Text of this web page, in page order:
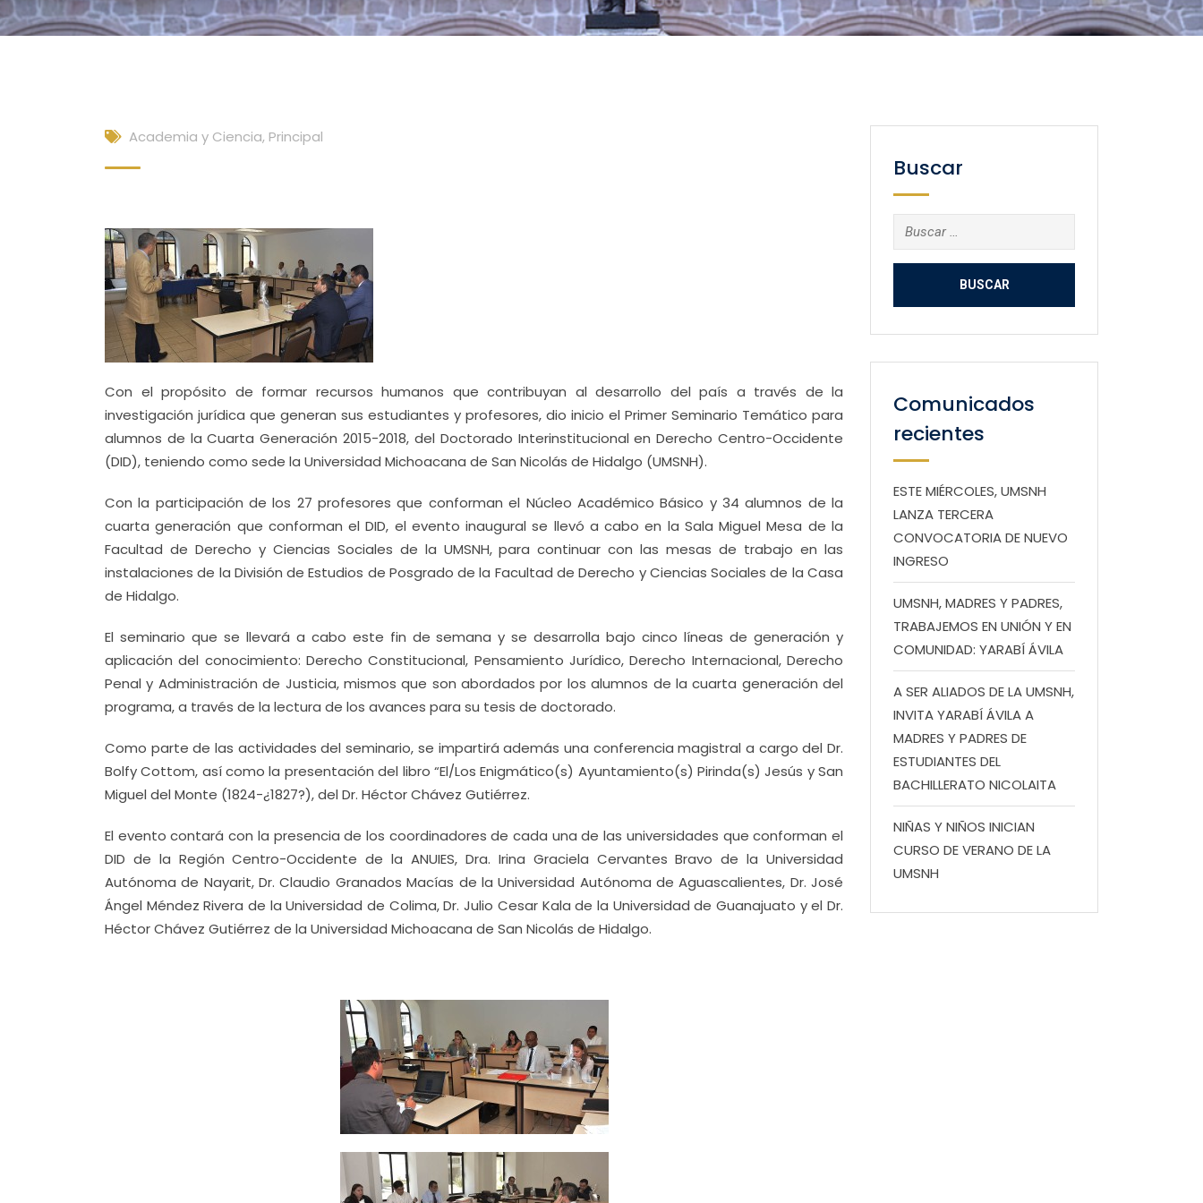
Academia y Ciencia, Principal
Con el propósito de formar recursos humanos que contribuyan al desarrollo del país a través de la
investigación jurídica que generan sus estudiantes y profesores, dio inicio el Primer Seminario Temático para
alumnos de la Cuarta Generación 2015-2018, del Doctorado Interinstitucional en Derecho Centro-Occidente
(DID), teniendo como sede la Universidad Michoacana de San Nicolás de Hidalgo (UMSNH).
Con la participación de los 27 profesores que conforman el Núcleo Académico Básico y 34 alumnos de la
cuarta generación que conforman el DID, el evento inaugural se llevó a cabo en la Sala Miguel Mesa de la
Facultad de Derecho y Ciencias Sociales de la UMSNH, para continuar con las mesas de trabajo en las
instalaciones de la División de Estudios de Posgrado de la Facultad de Derecho y Ciencias Sociales de la Casa
de Hidalgo.
El seminario que se llevará a cabo este fin de semana y se desarrolla bajo cinco líneas de generación y
aplicación del conocimiento: Derecho Constitucional, Pensamiento Jurídico, Derecho Internacional, Derecho
Penal y Administración de Justicia, mismos que son abordados por los alumnos de la cuarta generación del
programa, a través de la lectura de los avances para su tesis de doctorado.
Como parte de las actividades del seminario, se impartirá además una conferencia magistral a cargo del Dr.
Bolfy Cottom, así como la presentación del libro “El/Los Enigmático(s) Ayuntamiento(s) Pirinda(s) Jesús y San
Miguel del Monte (1824-¿1827?), del Dr. Héctor Chávez Gutiérrez.
El evento contará con la presencia de los coordinadores de cada una de las universidades que conforman el
DID de la Región Centro-Occidente de la ANUIES, Dra. Irina Graciela Cervantes Bravo de la Universidad
Autónoma de Nayarit, Dr. Claudio Granados Macías de la Universidad Autónoma de Aguascalientes, Dr. José
Ángel Méndez Rivera de la Universidad de Colima, Dr. Julio Cesar Kala de la Universidad de Guanajuato y el Dr.
Héctor Chávez Gutiérrez de la Universidad Michoacana de San Nicolás de Hidalgo.
Buscar
Buscar:
Comunicados
recientes
ESTE MIÉRCOLES, UMSNH
LANZA TERCERA
CONVOCATORIA DE NUEVO
INGRESO
UMSNH, MADRES Y PADRES,
TRABAJEMOS EN UNIÓN Y EN
COMUNIDAD: YARABÍ ÁVILA
A SER ALIADOS DE LA UMSNH,
INVITA YARABÍ ÁVILA A
MADRES Y PADRES DE
ESTUDIANTES DEL
BACHILLERATO NICOLAITA
NIÑAS Y NIÑOS INICIAN
CURSO DE VERANO DE LA
UMSNH